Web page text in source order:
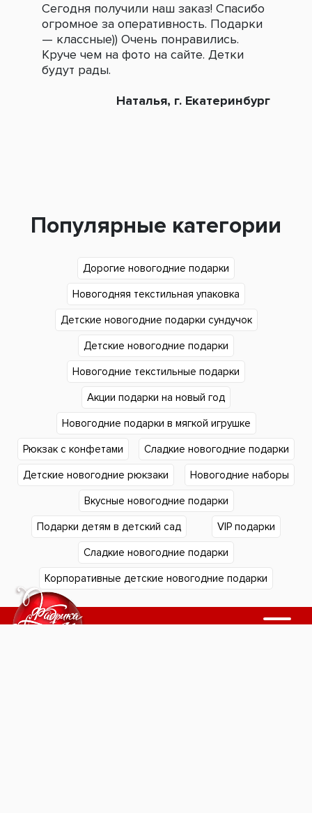
Сегодня получили наш заказ! Спасибо
огромное за оперативность. Подарки
— классные)) Очень понравились.
Круче чем на фото на сайте. Детки
будут рады.
Наталья, г. Екатеринбург
Популярные категории
Дорогие новогодние подарки
Новогодняя текстильная упаковка
Детские новогодние подарки сундучок
Детские новогодние подарки
Новогодние текстильные подарки
Акции подарки на новый год
Новогодние подарки в мягкой игрушке
Рюкзак с конфетами Сладкие новогодние подарки
Детские новогодние рюкзаки Новогодние наборы
Вкусные новогодние подарки
Подарки детям в детский сад VIP подарки
Сладкие новогодние подарки
Корпоративные детские новогодние подарки